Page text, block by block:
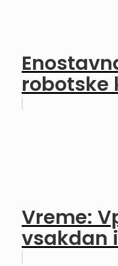
robotske
Vreme:
vsakdan